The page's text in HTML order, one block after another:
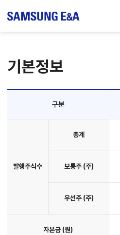
기본정보
구분
발행주식수
총계
보통주 (주)
우선주 (주)
자본금 (원)